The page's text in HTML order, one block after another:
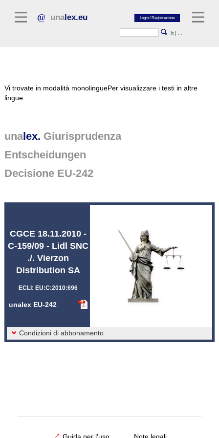
unalex.eu
it |
Testi normativi
Giurisprudenza
Vi trovate in modalità monolinguePer visualizzare i testi in altre
lingue
unalex. Giurisprudenza
Entscheidungen
Decisione EU-242
CGCE 18.11.2010 -
C-159/09 - Lidl SNC
./. Vierzon
Distribution SA
ECLI: EU:C:2010:696
unalex EU-242
Condizioni di abbonamento
Guida per l'uso Note legali